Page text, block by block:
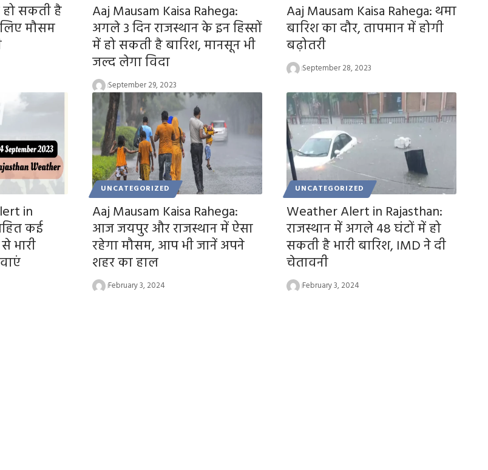
सकती है
मौसम
Aaj Mausam Kaisa Rahega:
अगले 3 दिन राजस्थान के इन हिस्सों
में हो सकती है बारिश, मानसून भी
जल्द लेगा विदा
September 29, 2023
Aaj Mausam Kaisa Rahega: थमा
बारिश का दौर, तापमान में होगी
बढ़ोतरी
September 28, 2023
in
कई
भारी
UNCATEGORIZED
Aaj Mausam Kaisa Rahega:
आज जयपुर और राजस्थान में ऐसा
रहेगा मौसम, आप भी जानें अपने
शहर का हाल
February 3, 2024
UNCATEGORIZED
Weather Alert in Rajasthan:
राजस्थान में अगले 48 घंटों में हो
सकती है भारी बारिश, IMD ने दी
चेतावनी
February 3, 2024